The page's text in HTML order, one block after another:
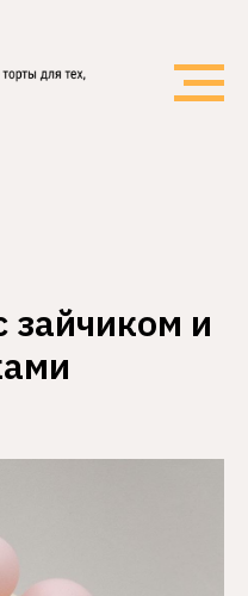
зайчиком и